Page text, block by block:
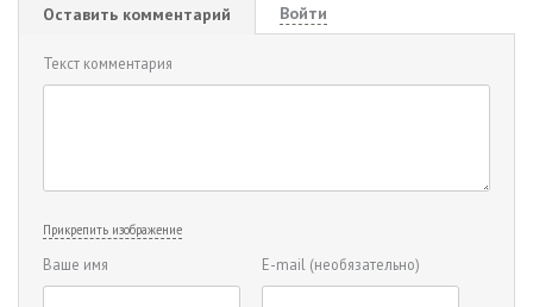
Оставить комментарий Войти
Текст комментария
Прикрепить изображение
Ваше имя E-mail (необязательно)